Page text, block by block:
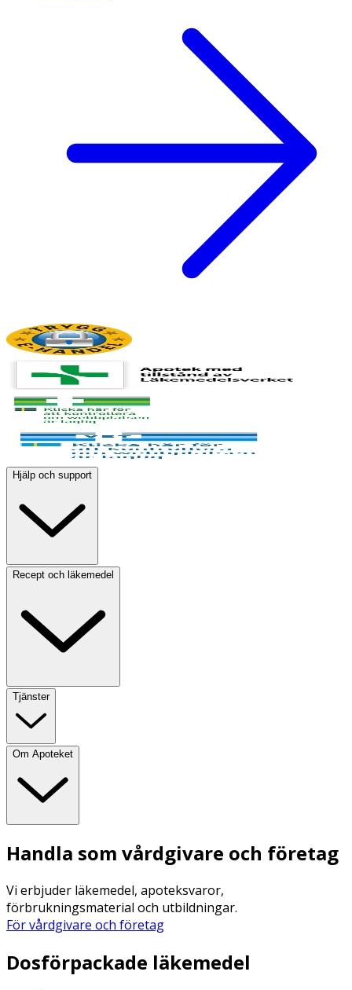
Hjälp och support
Recept och läkemedel
Tjänster
Om Apoteket
Handla som vårdgivare och företag
Vi erbjuder läkemedel, apoteksvaror,
förbrukningsmaterial och utbildningar.
För vårdgivare och företag
Dosförpackade läkemedel